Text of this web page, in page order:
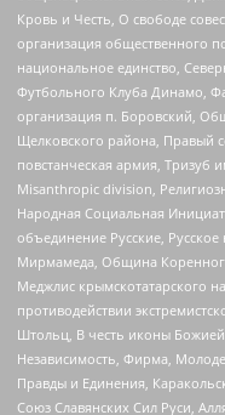
Кровь и Честь, О свободе
организация общественного
национальное единство,
Футбольного Клуба Динамо,
организация п. Боровский,
Щелковского района, Правый
повстанческая армия, Тризуб
Misanthropic division,
Народная Социальная
объединение Русские,
Мирмамеда, Община
Меджлис крымскотатарского
противодействии
Штольц, В честь иконы
Независимость, Фирма,
Правды и Единения,
Союз Славянских Сил Руси,